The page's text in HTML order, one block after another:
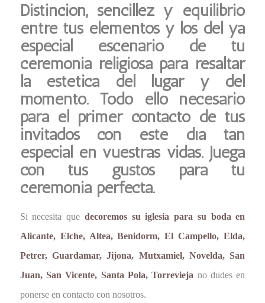
Distinción, sencillez y equilibrio
entre tus elementos y los del ya
especial escenario de tu
ceremonia religiosa para resaltar
la estética del lugar y del
momento. Todo ello necesario
para el primer contacto de tus
invitados con este día tan
especial en vuestras vidas. Juega
con tus gustos para tu
ceremonia perfecta.
Si necesita que decoremos su iglesia para su boda en
Alicante, Elche, Altea, Benidorm, El Campello, Elda,
Petrer, Guardamar, Jijona, Mutxamiel, Novelda, San
Juan, San Vicente, Santa Pola, Torrevieja no dudes en
ponerse en contacto con nosotros.